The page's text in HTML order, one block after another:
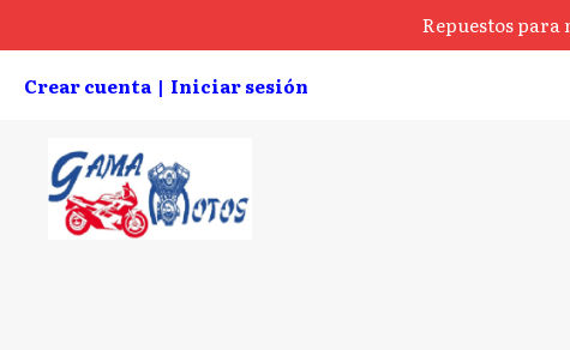
Repuestos para
Crear cuenta | Iniciar sesión